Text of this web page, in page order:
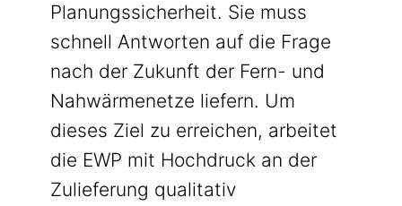
Planungssicherheit. Sie muss
schnell Antworten auf die Frage
nach der Zukunft der Fern- und
Nahwärmenetze liefern. Um
dieses Ziel zu erreichen, arbeitet
die EWP mit Hochdruck an der
Zulieferung qualitativ